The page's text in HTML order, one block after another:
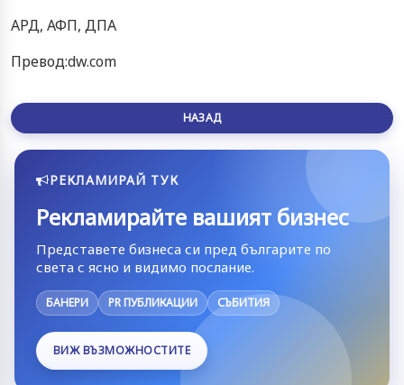
АРД, АФП, ДПА
Превод:dw.com
НАЗАД
РЕКЛАМИРАЙ ТУК
Рекламирайте вашият бизнес
Представете бизнеса си пред българите по
света с ясно и видимо послание.
БАНЕРИ PR ПУБЛИКАЦИИ СЪБИТИЯ
ВИЖ ВЪЗМОЖНОСТИТЕ